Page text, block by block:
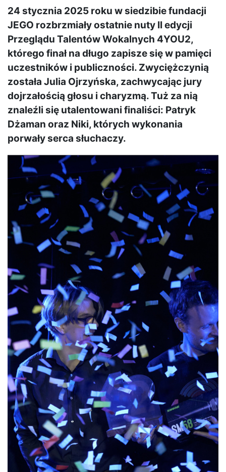
24 stycznia 2025 roku w siedzibie fundacji
JEGO rozbrzmiały ostatnie nuty II edycji
Przeglądu Talentów Wokalnych 4YOU2,
którego finał na długo zapisze się w pamięci
uczestników i publiczności. Zwyciężczynią
została Julia Ojrzyńska, zachwycając jury
dojrzałością głosu i charyzmą. Tuż za nią
znaleźli się utalentowani finaliści: Patryk
Dżaman oraz Niki, których wykonania
porwały serca słuchaczy.